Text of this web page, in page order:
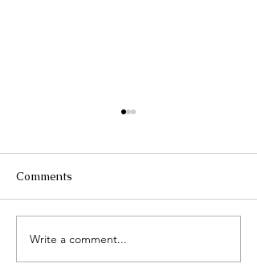
Lake Kastoria, the walk
that defines the town
Comments
Write a comment...